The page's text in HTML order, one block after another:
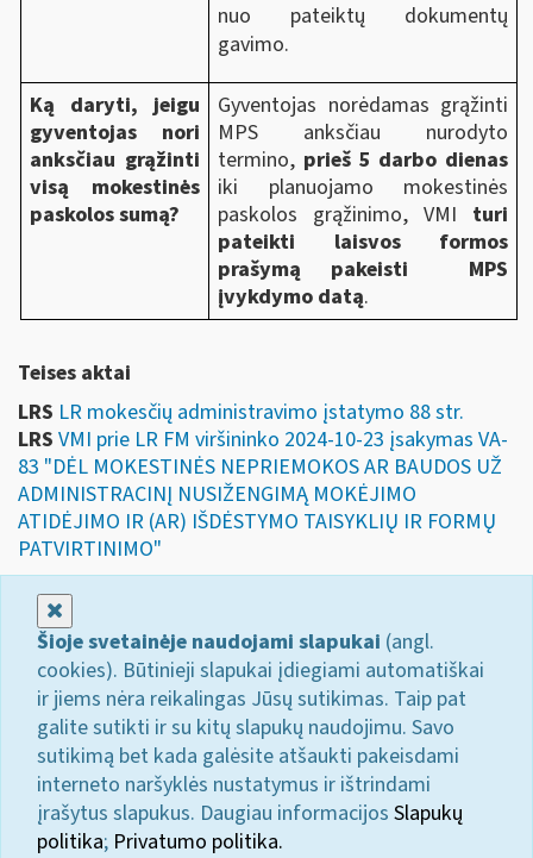
nuo pateiktų dokumentų
gavimo.
Ką daryti, jeigu
gyventojas nori
anksčiau grąžinti
visą mokestinės
paskolos sumą?
Gyventojas norėdamas grąžinti
MPS anksčiau nurodyto
termino, prieš 5 darbo dienas
iki planuojamo mokestinės
paskolos grąžinimo, VMI turi
pateikti laisvos formos
prašymą pakeisti MPS
įvykdymo datą.
Teises aktai
LRS LR mokesčių administravimo įstatymo 88 str.
LRS VMI prie LR FM viršininko 2024-10-23 įsakymas VA-
83 "DĖL MOKESTINĖS NEPRIEMOKOS AR BAUDOS UŽ
ADMINISTRACINĮ NUSIŽENGIMĄ MOKĖJIMO
ATIDĖJIMO IR (AR) IŠDĖSTYMO TAISYKLIŲ IR FORMŲ
PATVIRTINIMO"
Šioje svetainėje naudojami slapukai (angl.
cookies). Būtinieji slapukai įdiegiami automatiškai
ir jiems nėra reikalingas Jūsų sutikimas. Taip pat
galite sutikti ir su kitų slapukų naudojimu. Savo
sutikimą bet kada galėsite atšaukti pakeisdami
interneto naršyklės nustatymus ir ištrindami
įrašytus slapukus. Daugiau informacijos Slapukų
politika; Privatumo politika.